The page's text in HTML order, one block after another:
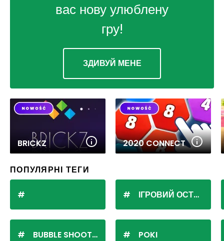
вас нову улюблену
гру!
ЗДИВУЙ МЕНЕ
BRICKZ 2020 CONNECT
ПОПУЛЯРНІ ТЕГИ
BUBBLE SHOOTER
ІГРОВИЙ ОСТРІВ
POKI